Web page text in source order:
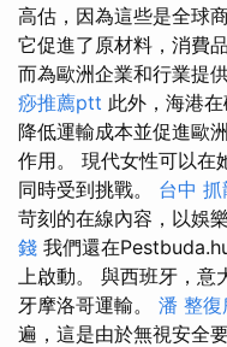
高估，因為這些是全球
它促進了原材料，消費
而為歐洲企業和行業提
痧推薦ptt 此外，海港
降低運輸成本並促進歐
作用。 現代女性可以在
同時受到挑戰。 台中 抓
苛刻的在線內容，以娛
錢 我們還在
上啟動。 與西班牙，意
牙摩洛哥運輸。 潘 整復
遍，這是由於無視安全